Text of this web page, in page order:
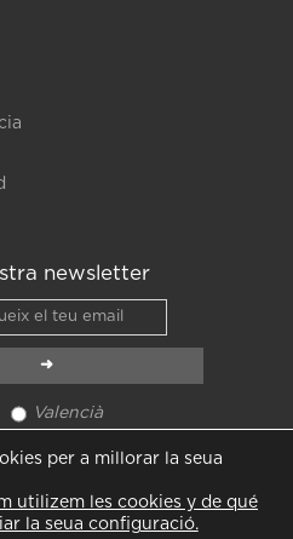
newsletter
Valencià
notícies
per a millorar la seua
utilizem les cookies y de qué
la seua configuració.